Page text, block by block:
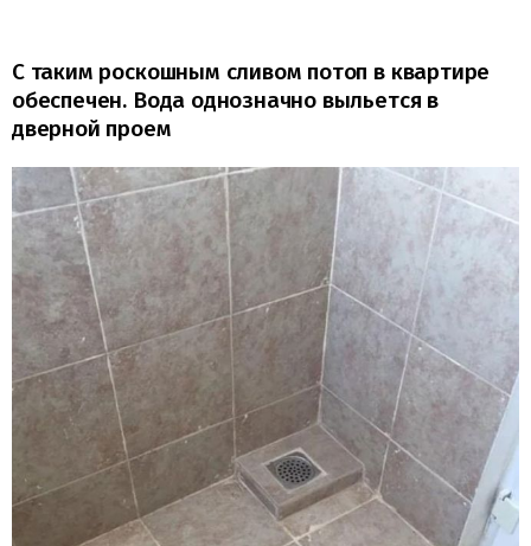
С таким роскошным сливом потоп в квартире
обеспечен. Вода однозначно выльется в
дверной проем